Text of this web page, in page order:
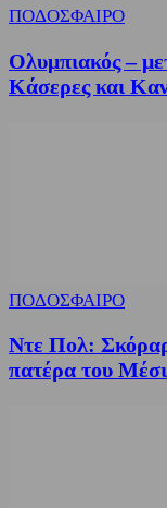
ΠΟΔΟΣΦΑΙΡΟ
Ολυμπιακός –
Κάσερες και
ΠΟΔΟΣΦΑΙΡΟ
Ντε Πολ:
πατέρα του Μέσι